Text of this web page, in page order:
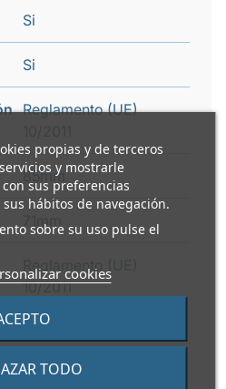
propias y de terceros
y mostrarle
sus preferencias
hábitos de navegación.
sobre su uso pulse el
cookies
TODO
Si
Si
Reglamento (UE)
85mm
71mm
Reglamento (UE)
10/2011
No